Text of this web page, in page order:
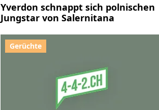
Yverdon schnappt sich polnischen
Jungstar von Salernitana